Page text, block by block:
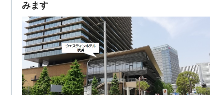
みます